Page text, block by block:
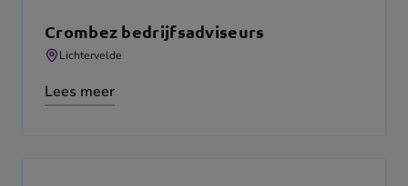
Crombez bedrijfsadviseurs
Lichtervelde
Lees meer